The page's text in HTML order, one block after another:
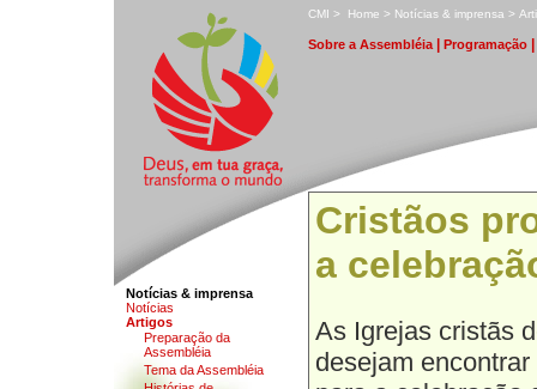
CMI > Home > Notícias & imprensa > A
Sobre a Assembléia| Programação
Notícias & imprensa
Notícias
Artigos
Preparação da
Assembléia
Tema da Assembléia
Cristãos
a
As Igrejas cristãs
desejam